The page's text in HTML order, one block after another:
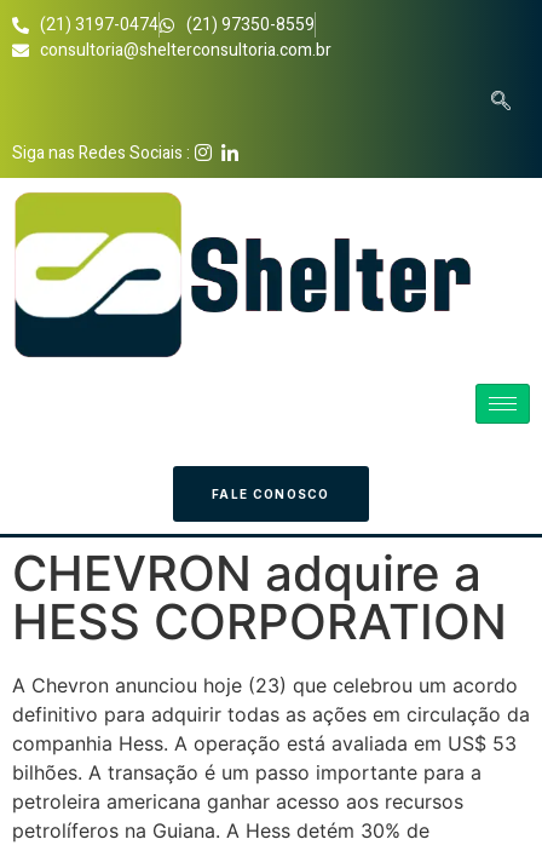
(21) 3197-0474
(21) 97350-8559
consultoria@shelterconsultoria.com.br
Siga nas Redes Sociais :
FALE CONOSCO
CHEVRON adquire a
HESS CORPORATION
A Chevron anunciou hoje (23) que celebrou um acordo
definitivo para adquirir todas as ações em circulação da
companhia Hess. A operação está avaliada em US$ 53
bilhões. A transação é um passo importante para a
petroleira americana ganhar acesso aos recursos
petrolíferos na Guiana. A Hess detém 30% de